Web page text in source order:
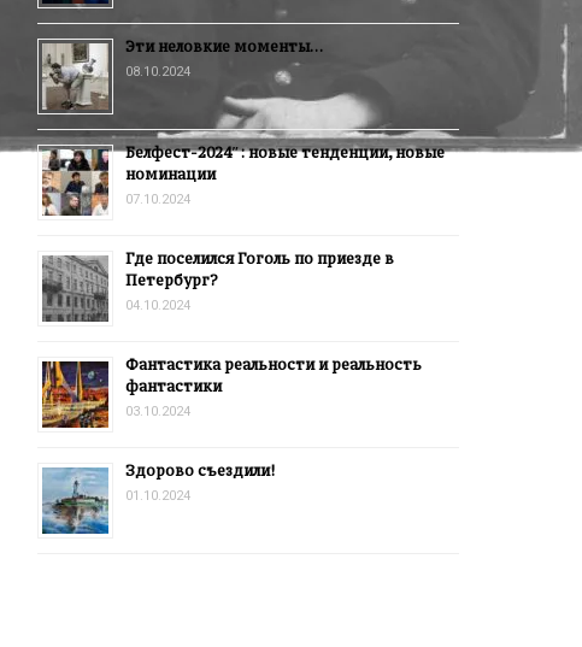
Эти неловкие моменты…
08.10.2024
Белфест-2024″: новые тенденции, новые
номинации
07.10.2024
Где поселился Гоголь по приезде в
Петербург?
04.10.2024
Фантастика реальности и реальность
фантастики
03.10.2024
Здорово съездили!
01.10.2024